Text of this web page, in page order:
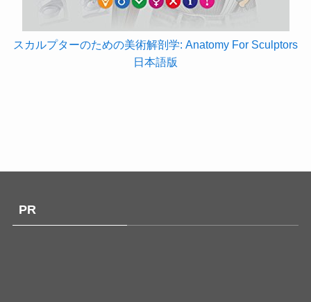
スカルプターのための美術解剖学: Anatomy For Sculptors
日本語版
PR